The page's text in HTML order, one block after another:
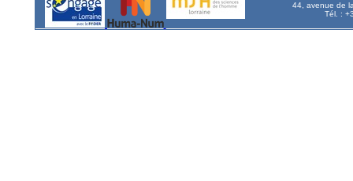
44, avenue de
Tél. :